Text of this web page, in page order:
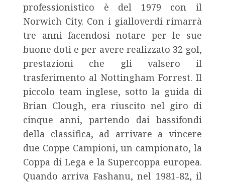
professionistico è del 1979 con il
Norwich City. Con i gialloverdi rimarrà
tre anni facendosi notare per le sue
buone doti e per avere realizzato 32 gol,
prestazioni che gli valsero il
trasferimento al Nottingham Forrest. Il
piccolo team inglese, sotto la guida di
Brian Clough, era riuscito nel giro di
cinque anni, partendo dai bassifondi
della classifica, ad arrivare a vincere
due Coppe Campioni, un campionato, la
Coppa di Lega e la Supercoppa europea.
Quando arriva Fashanu, nel 1981-82, il